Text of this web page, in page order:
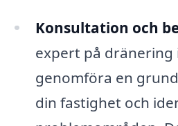
Konsultation och
expert på dränering
genomföra en
din fastighet och